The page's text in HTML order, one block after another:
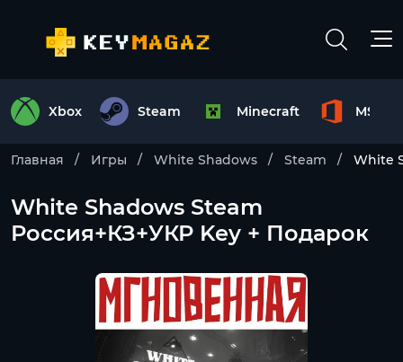
Xbox Steam Minecraft MS
Главная Игры White Shadows Steam White
White Shadows Steam
Россия+КЗ+УКР Key + Подарок